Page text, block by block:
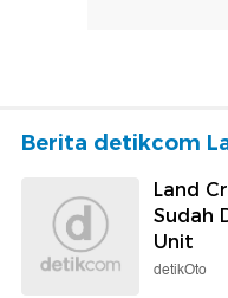
Berita detikcom
Land
Sudah
Unit
detikOto